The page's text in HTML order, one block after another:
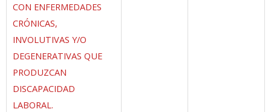
CON ENFERMEDADES
CRÓNICAS,
INVOLUTIVAS Y/O
DEGENERATIVAS QUE
PRODUZCAN
DISCAPACIDAD
LABORAL.